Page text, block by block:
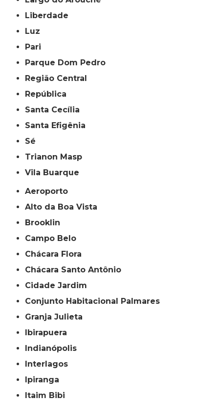
Liberdade
Luz
Pari
Parque Dom Pedro
Região Central
República
Santa Cecília
Santa Efigênia
Sé
Trianon Masp
Vila Buarque
Aeroporto
Alto da Boa Vista
Brooklin
Campo Belo
Chácara Flora
Chácara Santo Antônio
Cidade Jardim
Conjunto Habitacional Palmares
Granja Julieta
Ibirapuera
Indianópolis
Interlagos
Ipiranga
Itaim Bibi